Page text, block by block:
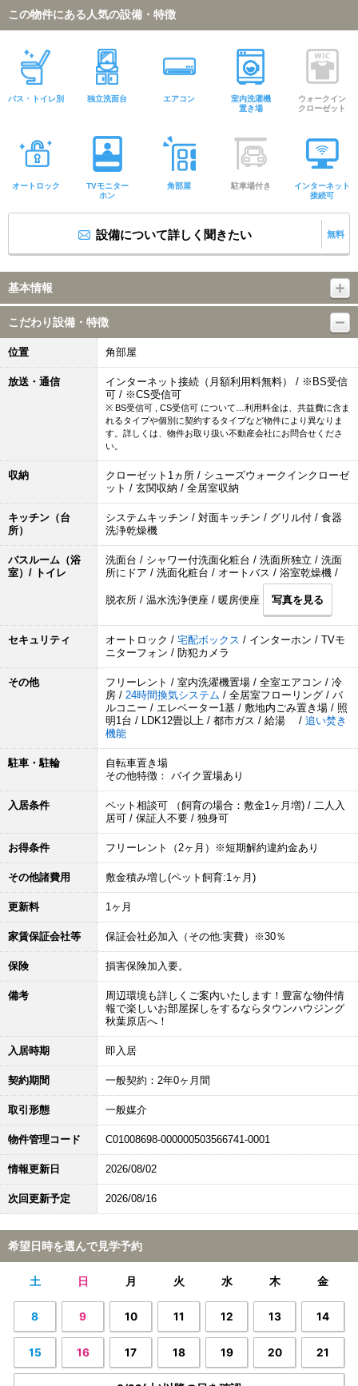
この物件にある人気の設備・特徴
バス・トイレ別 独立洗面台 エアコン
室内洗濯機
置き場
ウォークイン
クローゼット
オートロック
TVモニター
ホン
角部屋 駐車場付き
インターネット
接続可
設備について詳しく聞きたい 無料
基本情報
こだわり設備・特徴
位置 角部屋
放送・通信
インターネット接続（月額利用料無料） / ※BS受信
可 / ※CS受信可
※ BS受信可 , CS受信可 について…利用料金は、共益費に含ま
れるタイプや個別に契約するタイプなど物件により異なりま
す。詳しくは、物件お取り扱い不動産会社にお問合せくださ
い。
収納
クローゼット1ヵ所 / シューズウォークインクローゼ
ット / 玄関収納 / 全居室収納
キッチン（台
所）
システムキッチン / 対面キッチン / グリル付 / 食器
洗浄乾燥機
バスルーム（浴
室）/ トイレ
洗面台 / シャワー付洗面化粧台 / 洗面所独立 / 洗面
所にドア / 洗面化粧台 / オートバス / 浴室乾燥機 /
脱衣所 / 温水洗浄便座 / 暖房便座 写真を見る
セキュリティ オートロック / 宅配ボックス / インターホン / TVモ
ニターフォン / 防犯カメラ
その他
フリーレント / 室内洗濯機置場 / 全室エアコン / 冷
房 / 24時間換気システム / 全居室フローリング / バ
ルコニー / エレベーター1基 / 敷地内ごみ置き場 / 照
明1台 / LDK12畳以上 / 都市ガス / 給湯 / 追い焚き
機能
駐車・駐輪
自転車置き場
その他特徴： バイク置場あり
入居条件
ペット相談可 （飼育の場合：敷金1ヶ月増) / 二人入
居可 / 保証人不要 / 独身可
お得条件 フリーレント（2ヶ月）※短期解約違約金あり
その他諸費用 敷金積み増し(ペット飼育:1ヶ月)
更新料 1ヶ月
家賃保証会社等 保証会社必加入（その他:実費）※30％
保険 損害保険加入要。
備考
周辺環境も詳しくご案内いたします！豊富な物件情
報で楽しいお部屋探しをするならタウンハウジング
秋葉原店へ！
入居時期 即入居
契約期間 一般契約：2年0ヶ月間
取引形態 一般媒介
物件管理コード C01008698-000000503566741-0001
情報更新日 2026/08/02
次回更新予定 2026/08/16
希望日時を選んで見学予約
土 日 月 火 水 木 金
8 9 10 11 12 13 14
15 16 17 18 19 20 21